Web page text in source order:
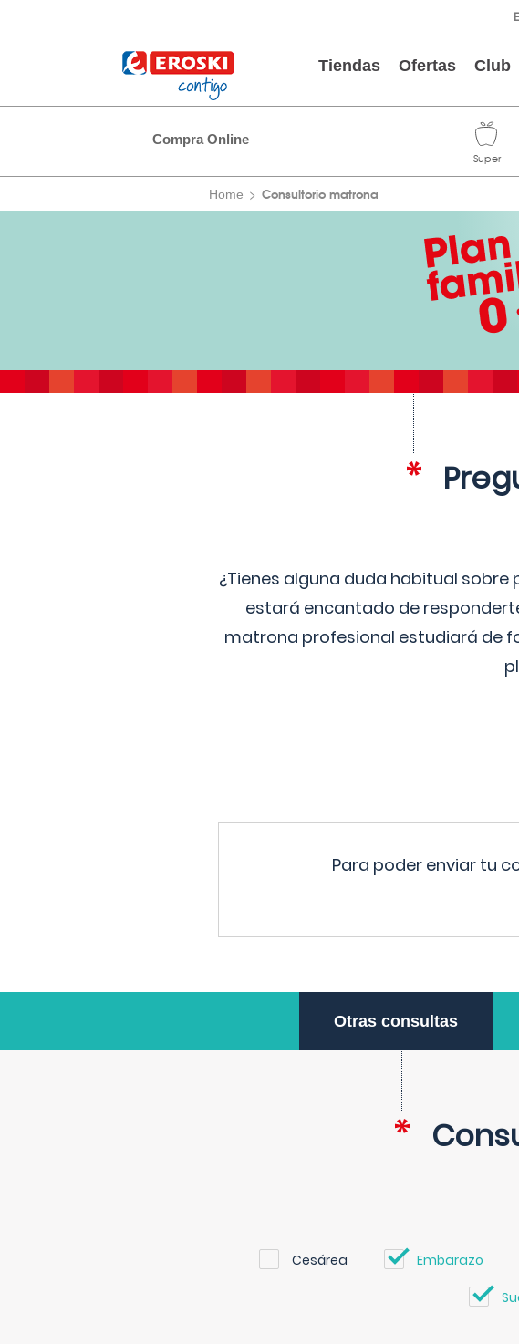
Tiendas Ofertas Club
Compra Online
Home Consultorio matrona
¿Tienes alguna duda habitual
estará encantado de
matrona profesional estudiará de
Para poder enviar tu
Otras consultas
Cesárea Embarazo